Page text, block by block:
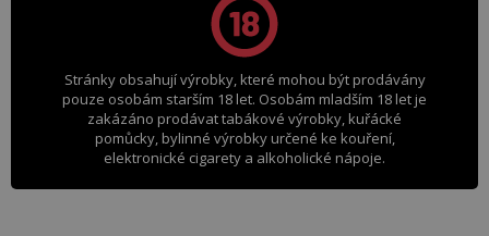
Stránky obsahují výrobky, které mohou být prodávány
pouze osobám starším 18 let. Osobám mladším 18 let je
zakázáno prodávat tabákové výrobky, kuřácké
pomůcky, bylinné výrobky určené ke kouření,
elektronické cigarety a alkoholické nápoje.